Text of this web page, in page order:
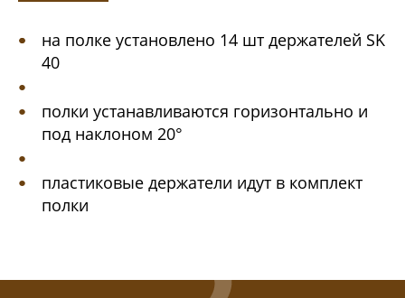
на полке установлено 14 шт держателей SK
40
полки устанавливаются горизонтально и
под наклоном 20°
пластиковые держатели идут в комплект
полки